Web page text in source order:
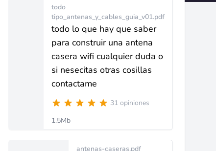
todo
tipo_antenas_y_cables_guia_v01.pdf
todo lo que hay que saber
para construir una antena
casera wifi cualquier duda o
si nesecitas otras cosillas
contactame
31 opiniones
1.5Mb
antenas-caseras.pdf